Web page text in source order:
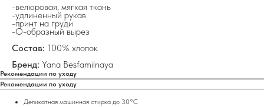
-велюровая, мягкая ткань
-удлиненный рукав
-принт на груди
-О-образный вырез
Состав: 100% хлопок
Бренд: Yana Besfamilnaya
Рекомендации по уходу
Рекомендации по уходу
Деликатная машинная стирка до 30°C
на главную
info@frwl.store
+7 919 690-30-30